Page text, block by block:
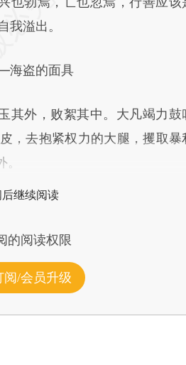
我溢出。
盗的面具
外，败絮其中。大凡竭力鼓
，去抱紧权力的大腿，攫取暴
继续阅读
的阅读权限
阅/会员升级